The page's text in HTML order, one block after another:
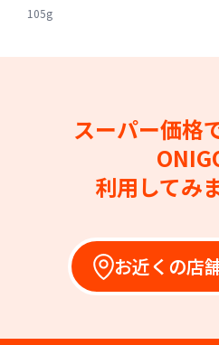
105g
スーパー価格
利用してみ
お近くの店